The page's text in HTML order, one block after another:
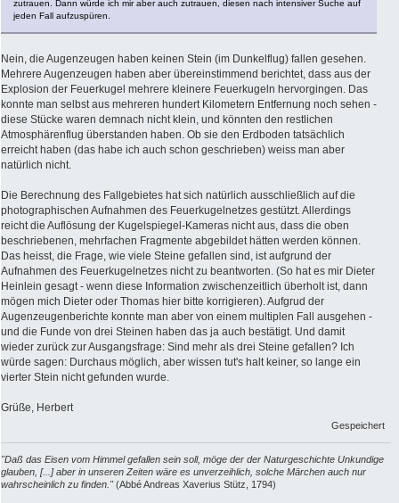
zutrauen. Dann würde ich mir aber auch zutrauen, diesen nach intensiver Suche auf
jeden Fall aufzuspüren.
Nein, die Augenzeugen haben keinen Stein (im Dunkelflug) fallen gesehen.
Mehrere Augenzeugen haben aber übereinstimmend berichtet, dass aus der
Explosion der Feuerkugel mehrere kleinere Feuerkugeln hervorgingen. Das
konnte man selbst aus mehreren hundert Kilometern Entfernung noch sehen -
diese Stücke waren demnach nicht klein, und könnten den restlichen
Atmosphärenflug überstanden haben. Ob sie den Erdboden tatsächlich
erreicht haben (das habe ich auch schon geschrieben) weiss man aber
natürlich nicht.
Die Berechnung des Fallgebietes hat sich natürlich ausschließlich auf die
photographischen Aufnahmen des Feuerkugelnetzes gestützt. Allerdings
reicht die Auflösung der Kugelspiegel-Kameras nicht aus, dass die oben
beschriebenen, mehrfachen Fragmente abgebildet hätten werden können.
Das heisst, die Frage, wie viele Steine gefallen sind, ist aufgrund der
Aufnahmen des Feuerkugelnetzes nicht zu beantworten. (So hat es mir Dieter
Heinlein gesagt - wenn diese Information zwischenzeitlich überholt ist, dann
mögen mich Dieter oder Thomas hier bitte korrigieren). Aufgrud der
Augenzeugenberichte konnte man aber von einem multiplen Fall ausgehen -
und die Funde von drei Steinen haben das ja auch bestätigt. Und damit
wieder zurück zur Ausgangsfrage: Sind mehr als drei Steine gefallen? Ich
würde sagen: Durchaus möglich, aber wissen tut's halt keiner, so lange ein
vierter Stein nicht gefunden wurde.
Grüße, Herbert
Gespeichert
"Daß das Eisen vom Himmel gefallen sein soll, möge der der Naturgeschichte Unkundige
glauben, [...] aber in unseren Zeiten wäre es unverzeihlich, solche Märchen auch nur
wahrscheinlich zu finden."(Abbé Andreas Xaverius Stütz, 1794)